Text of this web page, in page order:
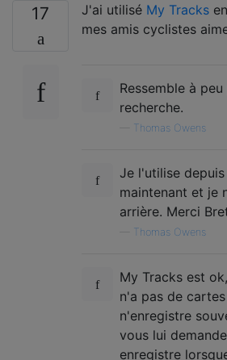
17 J'ai utilisé My Tracks
mes amis cyclistes
Ressemble à
recherche.
Thomas Owens
Je l'utilise
maintenant et je
arrière. Merci
Thomas Owens
My Tracks est
n'a pas de
n'enregistre
vous lui
enregistre